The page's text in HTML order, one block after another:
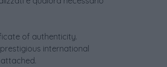
of authenticity.
international